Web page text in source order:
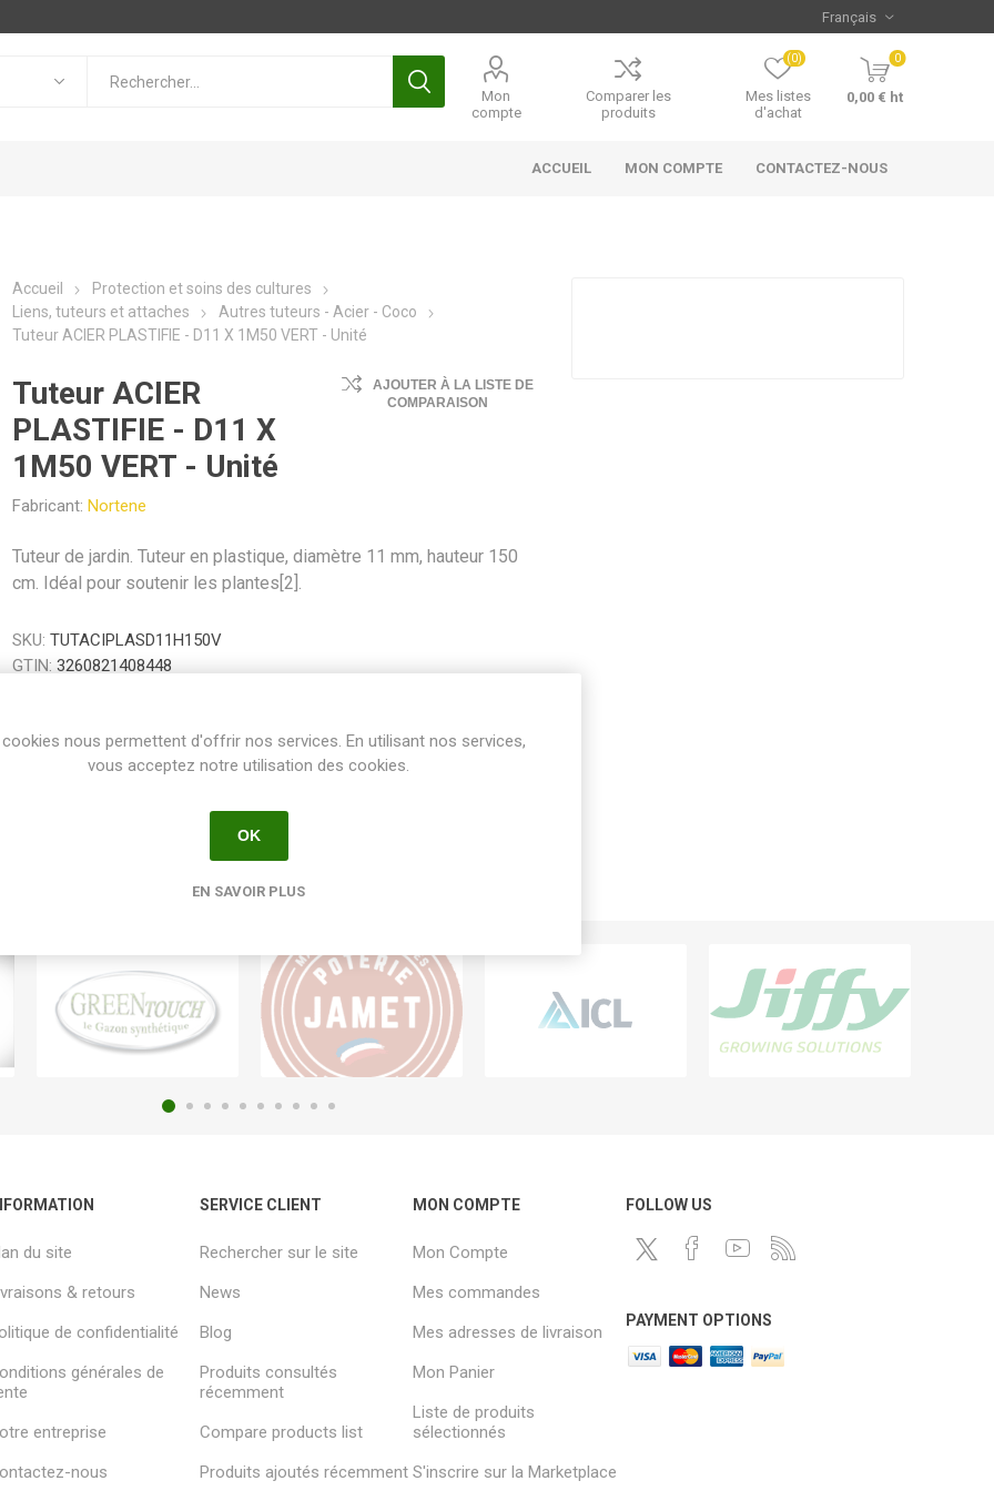
Mon
compte
Comparer les
produits
Mes listes
d'achat
(0) 0
0,00 € ht
ACCUEIL MON COMPTE CONTACTEZ-NOUS
Accueil
Protection et soins des cultures
Liens, tuteurs et attaches
Autres tuteurs - Acier - Coco
Tuteur ACIER PLASTIFIE - D11 X 1M50 VERT - Unité
Tuteur ACIER
PLASTIFIE - D11 X
1M50 VERT - Unité
Fabricant: Nortene
AJOUTER À LA LISTE DE
COMPARAISON
Tuteur de jardin. Tuteur en plastique, diamètre 11 mm, hauteur 150
cm. Idéal pour soutenir les plantes[2].
SKU: TUTACIPLASD11H150V
GTIN: 3260821408448
du site
& retours
de confidentialité
générales de
entreprise
nous
SERVICE CLIENT
Rechercher sur le site
News
Blog
Produits consultés
récemment
Compare products list
Produits ajoutés récemment
MON COMPTE
Mon Compte
Mes commandes
Mes adresses de livraison
Mon Panier
Liste de produits
sélectionnés
S'inscrire sur la Marketplace
FOLLOW US
PAYMENT OPTIONS
nous permettent d'offrir nos services. En utilisant nos services,
vous acceptez notre utilisation des cookies.
OK
EN SAVOIR PLUS